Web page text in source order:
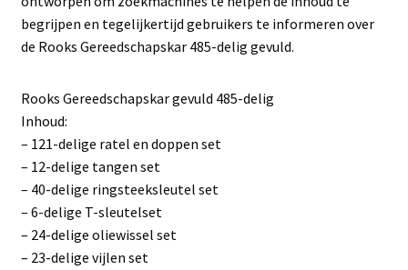
begrijpen en tegelijkertijd gebruikers te informeren over
de Rooks Gereedschapskar 485-delig gevuld.
Rooks Gereedschapskar gevuld 485-delig
Inhoud:
– 121-delige ratel en doppen set
– 12-delige tangen set
– 40-delige ringsteeksleutel set
– 6-delige T-sleutelset
– 24-delige oliewissel set
– 23-delige vijlen set